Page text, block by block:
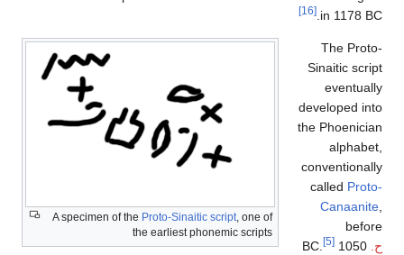
in 1178 BC.
[16]
A specimen of the Proto-Sinaitic script, one of
the earliest phonemic scripts
The Proto-
Sinaitic script
eventually
developed into
the Phoenician
alphabet,
conventionally
called Proto-
Canaanite
before
ح.
[5]